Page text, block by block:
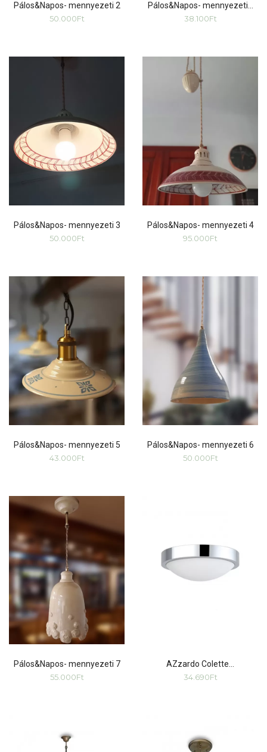
Pálos&Napos- mennyezeti 2
50.000Ft
Pálos&Napos- mennyezeti…
38.100Ft
Pálos&Napos- mennyezeti 3
50.000Ft
Pálos&Napos- mennyezeti 4
95.000Ft
Pálos&Napos- mennyezeti 5
43.000Ft
Pálos&Napos- mennyezeti 6
50.000Ft
Pálos&Napos- mennyezeti 7
55.000Ft
AZzardo Colette…
34.690Ft